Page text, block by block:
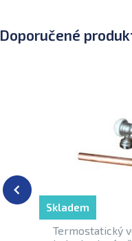
Doporučené
Termostatický
Skladem